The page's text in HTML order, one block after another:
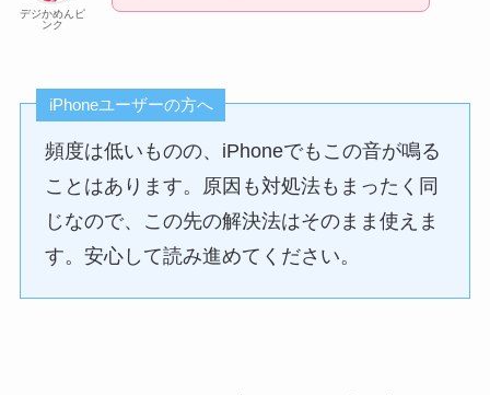
デジかめんピ
ンク
iPhoneユーザーの方へ
頻度は低いものの、iPhoneでもこの音が鳴る
ことはあります。原因も対処法もまったく同
じなので、この先の解決法はそのまま使えま
す。安心して読み進めてください。